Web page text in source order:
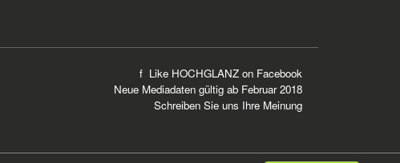
f Like HOCHGLANZ on Facebook
Neue Mediadaten gültig ab Februar 2018
Schreiben Sie uns Ihre Meinung